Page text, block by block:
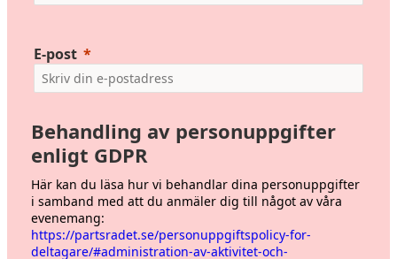
E-post
Behandling av personuppgifter
enligt GDPR
Här kan du läsa hur vi behandlar dina personuppgifter
i samband med att du anmäler dig till något av våra
evenemang:
https://partsradet.se/personuppgiftspolicy-for-
deltagare/#administration-av-aktivitet-och-